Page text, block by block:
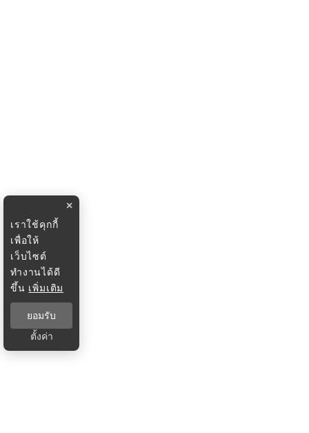
×
เราใช้คุกกี้
เพื่อให้
เว็บไซต์
ทำงานได้ดี
ขึ้น เพิ่มเติม
ยอมรับ
ตั้งค่า